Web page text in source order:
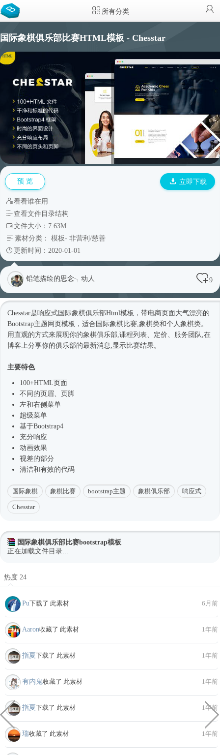
所有分类
国际象棋俱乐部比赛HTML模板 - Chesstar
预 览 立即下载
看看谁在用
查看文件目录结构
文件大小：7.63M
素材分类： 模板- 非营利/慈善
更新时间：2020-01-01
铅笔描绘的思念╮动人 9
Chesstar是响应式 国际象棋俱乐部Html模板 ，带电商页面大气漂亮的
Bootstrap主题 网页模板 ，适合国际象棋比赛,象棋类和个人象棋类。
用直观的方式来展现你的象棋俱乐部,课程列表、定价、服务团队,在
博客上分享你的俱乐部的最新消息,显示比赛结果。
主要特色
100+HTML页面
不同的页眉、页脚
左和右侧菜单
超级菜单
基于Bootstrap4
充分响应
动画效果
视差的部分
清洁和有效的代码
国际象棋 象棋比赛 bootstrap主题 象棋俱乐部 响应式
Chesstar
国际象棋俱乐部比赛bootstrap模板
正在加载文件目录...
热度 24
Pu下载了 此素材 6月前
Aaron收藏了 此素材 1年前
指夏下载了 此素材 1年前
有内鬼收藏了 此素材 1年前
指夏下载了 此素材 1年前
瑞收藏了 此素材 1年前